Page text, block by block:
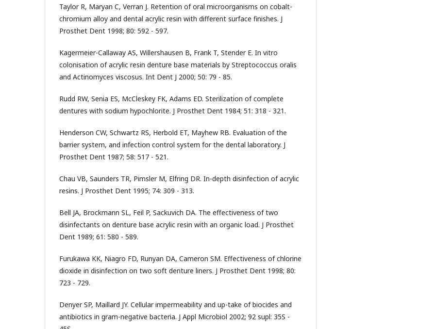
Taylor R, Maryan C, Verran J. Retention of oral microorganisms on cobalt-
chromium alloy and dental acrylic resin with different surface finishes. J
Prosthet Dent 1998; 80: 592 - 597.
Kagermeier-Callaway AS, Willershausen B, Frank T, Stender E. In vitro
colonisation of acrylic resin denture base materials by Streptococcus oralis
and Actinomyces viscosus. Int Dent J 2000; 50: 79 - 85.
Rudd RW, Senia ES, McCleskey FK, Adams ED. Sterilization of complete
dentures with sodium hypochlorite. J Prosthet Dent 1984; 51: 318 - 321.
Henderson CW, Schwartz RS, Herbold ET, Mayhew RB. Evaluation of the
barrier system, and infection control system for the dental laboratory. J
Prosthet Dent 1987; 58: 517 - 521.
Chau VB, Saunders TR, Pimsler M, Elfring DR. In-depth disinfection of acrylic
resins. J Prosthet Dent 1995; 74: 309 - 313.
Bell JA, Brockmann SL, Feil P, Sackuvich DA. The effectiveness of two
disinfectants on denture base acrylic resin with an organic load. J Prosthet
Dent 1989; 61: 580 - 589.
Furukawa KK, Niagro FD, Runyan DA, Cameron SM. Effectiveness of chlorine
dioxide in disinfection on two soft denture liners. J Prosthet Dent 1998; 80:
723 - 729.
Denyer SP, Maillard JY. Cellular impermeability and up-take of biocides and
antibiotics in gram-negative bacteria. J Appl Microbiol 2002; 92 supl: 35S -